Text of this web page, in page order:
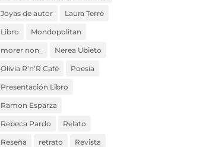
Joyas de autor Laura Terré
Libro Mondopolitan
morer non_ Nerea Ubieto
Olivia R’n’R Café Poesia
Presentación Libro
Ramon Esparza
Rebeca Pardo Relato
Reseña retrato Revista